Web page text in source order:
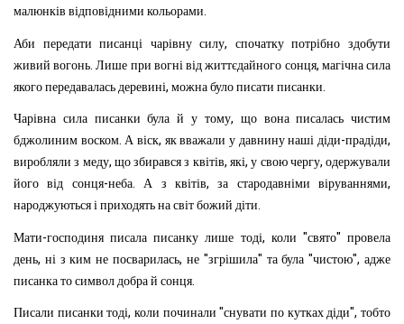
малюнків відповідними кольорами.
Аби передати писанці чарівну силу, спочатку потрібно
здобути
живий вогонь.Лише при вогні від життєдайного сонця, магічна сила
якого передавалась деревині, можна було писати писанки.
Чарівна сила писанки була й у тому, що вона писалась чистим
бджолиним воском.А віск, як вважали у давнину наші діди-прадіди,
виробляли з меду, що збирався з квітів, які,у свою чергу,одержували
його
від сонця-неба.А з квітів,за стародавніми віруваннями,
народжуються і приходять на світ божий діти.
Мати-господиня писала писанку лише тоді, коли "свято"провела
день, ні з ким не посварилась, не"згрішила" та була "чистою",адже
писанка то символ добра й сонця.
Писали писанки тоді,коли починали "снувати по кутках діди",тобто